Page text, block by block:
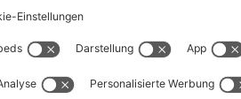
Herren